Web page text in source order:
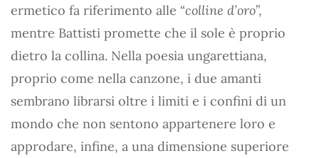
ermetico fa riferimento alle “colline d’oro”,
mentre Battisti promette che il sole è proprio
dietro la collina. Nella poesia ungarettiana,
proprio come nella canzone, i due amanti
sembrano librarsi oltre i limiti e i confini di un
mondo che non sentono appartenere loro e
approdare, infine, a una dimensione superiore